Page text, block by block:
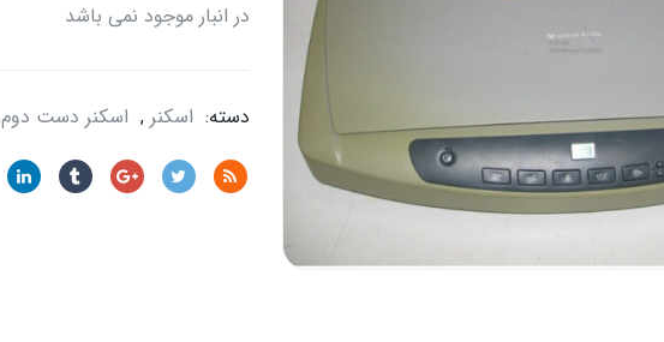
در انبار موجود نمی باشد
دسته: اسکنر , اسکنر دست دوم